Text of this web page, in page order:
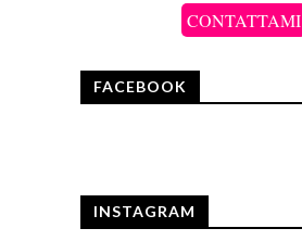
CONTATTAMI
FACEBOOK
INSTAGRAM